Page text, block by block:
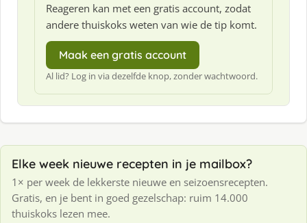
Reageren kan met een gratis account, zodat
andere thuiskoks weten van wie de tip komt.
Maak een gratis account
Al lid? Log in via dezelfde knop, zonder wachtwoord.
Elke week nieuwe recepten in je mailbox?
1× per week de lekkerste nieuwe en seizoensrecepten.
Gratis, en je bent in goed gezelschap: ruim 14.000
thuiskoks lezen mee.